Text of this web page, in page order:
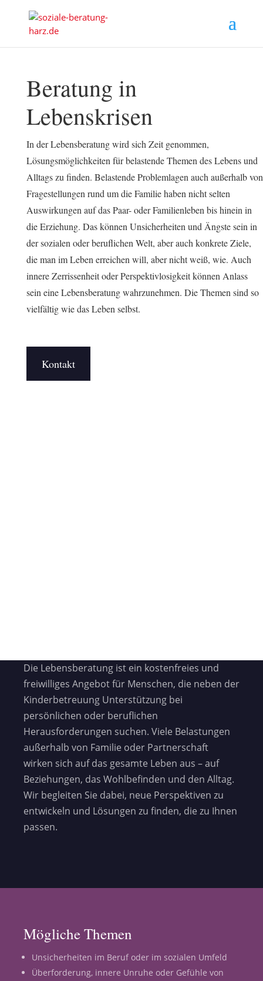
Beratung in
Lebenskrisen
In der Lebensberatung wird sich Zeit genommen,
Lösungsmöglichkeiten für belastende Themen des Lebens und
Alltags zu finden. Belastende Problemlagen auch außerhalb von
Fragestellungen rund um die Familie haben nicht selten
Auswirkungen auf das Paar- oder Familienleben bis hinein in
die Erziehung. Das können Unsicherheiten und Ängste sein in
der sozialen oder beruflichen Welt, aber auch konkrete Ziele,
die man im Leben erreichen will, aber nicht weiß, wie. Auch
innere Zerrissenheit oder Perspektivlosigkeit können Anlass
sein eine Lebensberatung wahrzunehmen. Die Themen sind so
vielfältig wie das Leben selbst.
Kontakt
Die Lebensberatung ist ein kostenfreies und
freiwilliges Angebot für Menschen, die neben der
Kinderbetreuung Unterstützung bei
persönlichen oder beruflichen
Herausforderungen suchen. Viele Belastungen
außerhalb von Familie oder Partnerschaft
wirken sich auf das gesamte Leben aus – auf
Beziehungen, das Wohlbefinden und den Alltag.
Wir begleiten Sie dabei, neue Perspektiven zu
entwickeln und Lösungen zu finden, die zu Ihnen
passen.
Mögliche Themen
Unsicherheiten im Beruf oder im sozialen Umfeld
Überforderung, innere Unruhe oder Gefühle von